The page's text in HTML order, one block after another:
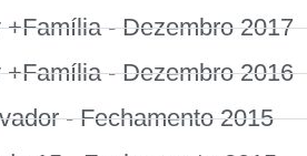
- Dezembro 2017
- Dezembro 2016
- Fechamento 2015